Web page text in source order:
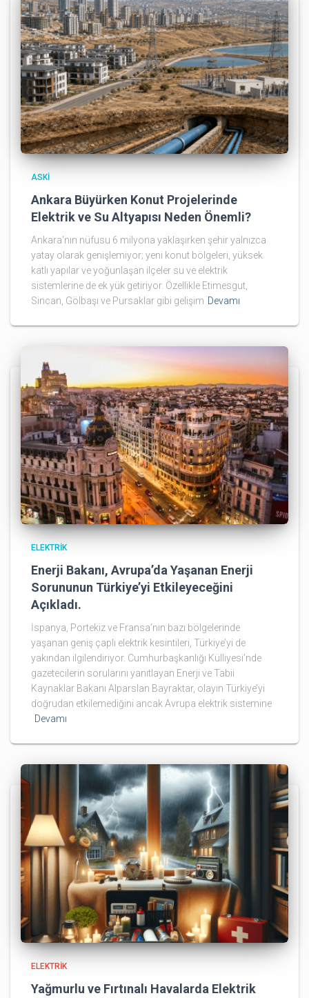
ASKI
Ankara Büyürken Konut Projelerinde
Elektrik ve Su Altyapısı Neden Önemli?
Ankara’nın nüfusu 6 milyona yaklaşırken şehir yalnızca
yatay olarak genişlemiyor; yeni konut bölgeleri, yüksek
katlı yapılar ve yoğunlaşan ilçeler su ve elektrik
sistemlerine de ek yük getiriyor. Özellikle Etimesgut,
Sincan, Gölbaşı ve Pursaklar gibi gelişim Devamı
ELEKTRIK
Enerji Bakanı, Avrupa’da Yaşanan Enerji
Sorununun Türkiye’yi Etkileyeceğini
Açıkladı.
İspanya, Portekiz ve Fransa’nın bazı bölgelerinde
yaşanan geniş çaplı elektrik kesintileri, Türkiye’yi de
yakından ilgilendiriyor. Cumhurbaşkanlığı Külliyesi’nde
gazetecilerin sorularını yanıtlayan Enerji ve Tabii
Kaynaklar Bakanı Alparslan Bayraktar, olayın Türkiye’yi
doğrudan etkilemediğini ancak Avrupa elektrik sistemine
Devamı
ELEKTRIK
Yağmurlu ve Fırtınalı Havalarda Elektrik